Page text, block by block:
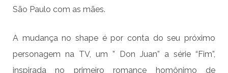
São Paulo com as mães.
A mudança no shape é por conta do seu próximo
personagem na TV, um ” Don Juan” a série “Fim”,
inspirada no primeiro romance homônimo de